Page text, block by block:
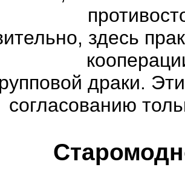
здесь
драки.
согласованию